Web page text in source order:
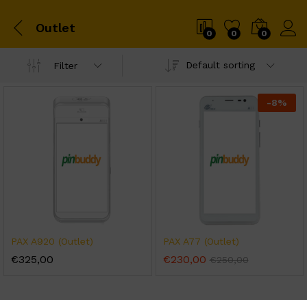
Outlet 0 0 0
Filter Default sorting
PAX A920 (Outlet)
€325,00
-8%
PAX A77 (Outlet)
€230,00 €250,00